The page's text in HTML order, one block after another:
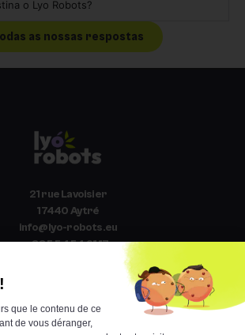
o Lyo Robots?
as nossas respostas
21 rue Lavoisier
17440 Aytré
info@lyo-robots.eu
+33 5 54 54 91 17